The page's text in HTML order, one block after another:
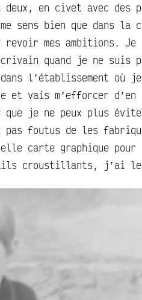
deux, en civet avec
sens bien que dans
revoir mes ambitions.
quand je ne suis
dans l’établissement
et vais m’efforcer
que je ne peux plus
pas foutus de les
carte graphique
croustillants, j’ai